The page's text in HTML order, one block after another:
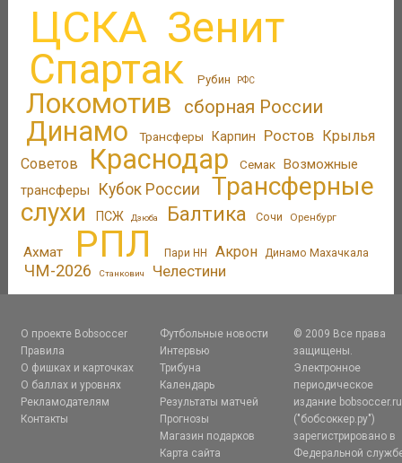
ЦСКА Зенит
Спартак Рубин РФС
Локомотив сборная России
Динамо Трансферы Карпин Ростов Крылья
Советов
Краснодар Семак Возможные
трансферы
Кубок России
Трансферные
слухи
ПСЖ Дзюба Балтика Сочи Оренбург
Ахмат РПЛ Пари НН Акрон Динамо Махачкала
ЧМ-2026 Станкович Челестини
О проекте Bobsoccer
Правила
О фишках и карточках
О баллах и уровнях
Рекламодателям
Контакты
Футбольные новости
Интервью
Трибуна
Календарь
Результаты матчей
Прогнозы
Магазин подарков
Карта сайта
© 2009 Все права
защищены.
Электронное
периодическое
издание bobsoccer.ru
("бобсоккер.ру")
зарегистрировано в
Федеральной